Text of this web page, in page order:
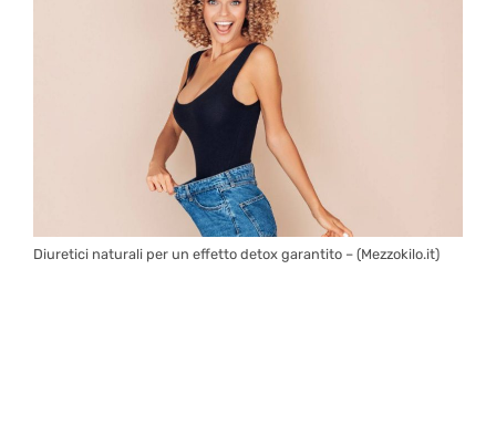
Diuretici naturali per un effetto detox garantito – (Mezzokilo.it)